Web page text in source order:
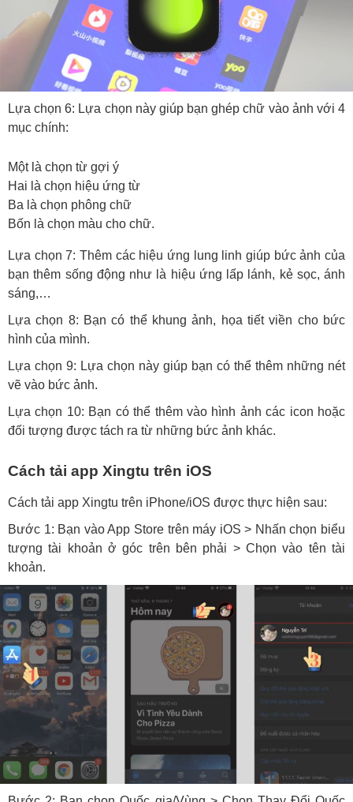
Lựa chọn 6: Lựa chọn này giúp bạn ghép chữ vào ảnh với 4
mục chính:
Một là chọn từ gợi ý
Hai là chọn hiệu ứng từ
Ba là chọn phông chữ
Bốn là chọn màu cho chữ.
Lựa chọn 7: Thêm các hiệu ứng lung linh giúp bức ảnh của
bạn thêm sống động như là hiệu ứng lấp lánh, kẻ sọc, ánh
sáng,…
Lựa chọn 8: Bạn có thể khung ảnh, họa tiết viền cho bức
hình của mình.
Lựa chọn 9: Lựa chọn này giúp bạn có thể thêm những nét
vẽ vào bức ảnh.
Lựa chọn 10: Bạn có thể thêm vào hình ảnh các icon hoặc
đối tượng được tách ra từ những bức ảnh khác.
Cách tải app Xingtu trên iOS
Cách tải app Xingtu trên iPhone/iOS được thực hiện sau:
Bước 1: Bạn vào App Store trên máy iOS > Nhấn chọn biểu
tượng tài khoản ở góc trên bên phải > Chọn vào tên tài
khoản.